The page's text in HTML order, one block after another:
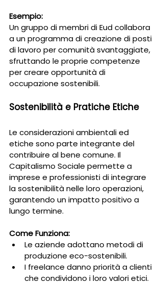
Esempio:
Un gruppo di membri di Eud collabora
a un programma di creazione di posti
di lavoro per comunità svantaggiate,
sfruttando le proprie competenze
per creare opportunità di
occupazione sostenibili.
Sostenibilità e Pratiche Etiche
Le considerazioni ambientali ed
etiche sono parte integrante del
contribuire al bene comune. Il
Capitalismo Sociale permette a
imprese e professionisti di integrare
la sostenibilità nelle loro operazioni,
garantendo un impatto positivo a
lungo termine.
Come Funziona:
Le aziende adottano metodi di
produzione eco-sostenibili.
I freelance danno priorità a clienti
che condividono i loro valori etici.